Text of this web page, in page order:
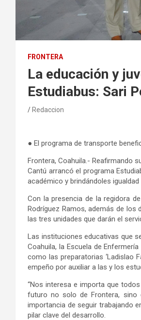
FRONTERA
La educación y
Estudiabus: Sari
Redaccion
● El programa de transporte
Frontera, Coahuila.- Reafirmando
Cantú arrancó el programa
académico y brindándoles
Con la presencia de la regidora
Rodríguez Ramos, además de los
las tres unidades que darán el
Las instituciones educativas que
Coahuila, la Escuela de
como las preparatorias ‘Ladislao
empeño por auxiliar a las y los
“Nos interesa e importa que
futuro no solo de Frontera, sino
importancia de seguir trabajando
pilar clave del desarrollo.